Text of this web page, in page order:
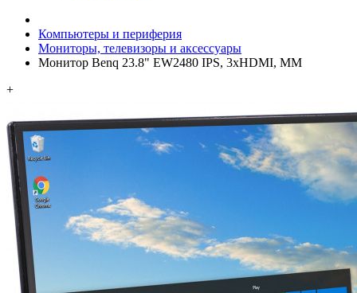
Компьютеры и периферия
Мониторы, телевизоры и аксессуары
Монитор Benq 23.8" EW2480 IPS, 3xHDMI, MM
+